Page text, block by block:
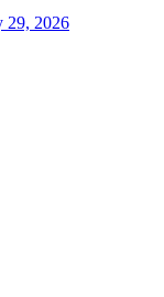
29, 2026